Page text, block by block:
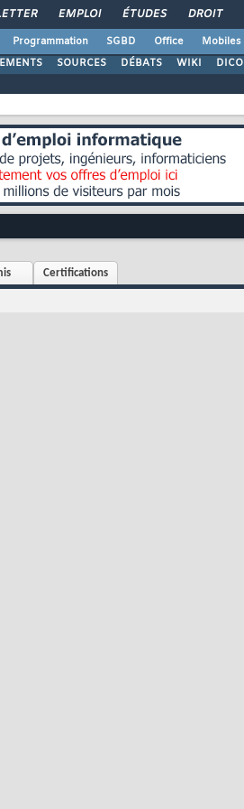
EMPLOI ÉTUDES DROIT
Programmation SGBD Office Mobiles
SOURCES DÉBATS WIKI DICO
Certifications